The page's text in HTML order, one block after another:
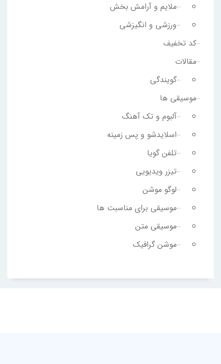
ملایم و آرامش بخش
ورزشی و انگیزشی
کد تخفیف
مقالات
گویندگی
موسیقی ها
آلبوم و تک آهنگ
اسلایدشو و پس زمینه
تلفن گویا
تیزر ویدیویی
لوگو موشن
موسیقی برای مناسبت ها
موسیقی متن
موشن گرافیک